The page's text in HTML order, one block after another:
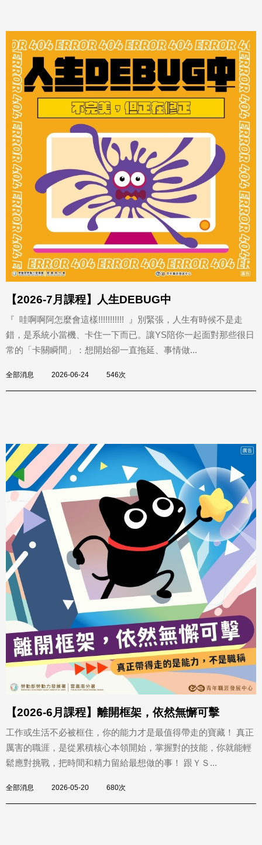
【2026-7月課程】人生DEBUG中
『 哇啊啊阿怎麼會這樣!!!!!!!!!!! 』別緊張，人生有時候不是走
錯，是系統小當機、卡住一下而已。讓YS陪你一起面對那些很日
常的「卡關瞬間」：想開始卻一直拖延、事情做...
全部消息 2026-06-24 546次
【2026-6月課程】離開框架，依然無懈可擊
工作或生活不必被框住，你的能力才是最值得帶走的寶藏！ 真正
厲害的職涯，是從累積核心本領開始，掌握對的技能，你就能輕
鬆應對挑戰，把時間和精力留給最想做的事！ 跟ＹＳ...
全部消息 2026-05-20 680次